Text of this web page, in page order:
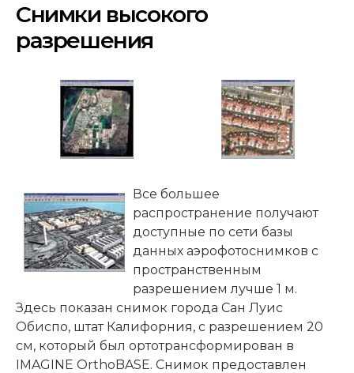
Снимки высокого
разрешения
Все большее
распространение получают
доступные по сети базы
данных аэрофотоснимков с
пространственным
разрешением лучше 1 м.
Здесь показан снимок города Сан Луис
Обиспо, штат Калифорния, с разрешением 20
см, который был ортотрансформирован в
IMAGINE OrthoBASE. Снимок предоставлен